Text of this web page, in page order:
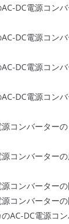
AC-DC電源コン
AC-DC電源コン
AC-DC電源コン
AC-DC電源コン
源コンバーター
源コンバーター
源コンバーター
源コンバーター
のAC-DC電源コ